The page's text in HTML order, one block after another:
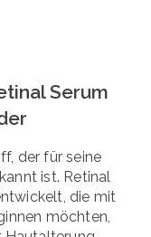
Serum
der für seine
ist. Retinal
die mit
möchten,